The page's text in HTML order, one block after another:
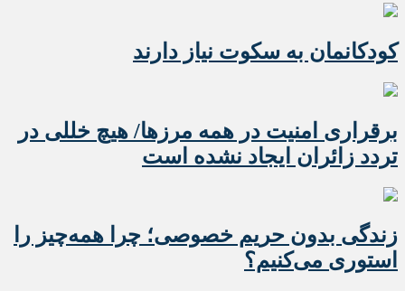
کودکانمان به سکوت نیاز دارند
برقراری امنیت در همه مرزها/ هیچ‌ خللی در
تردد زائران ایجاد نشده است
زندگی بدون حریم خصوصی؛ چرا همه‌چیز را
استوری می‌کنیم؟